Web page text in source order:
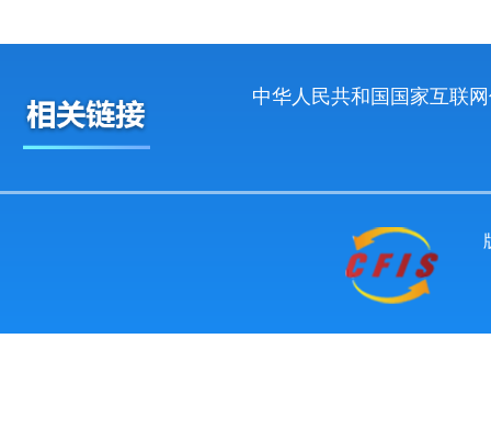
中华人民共和国国家互联